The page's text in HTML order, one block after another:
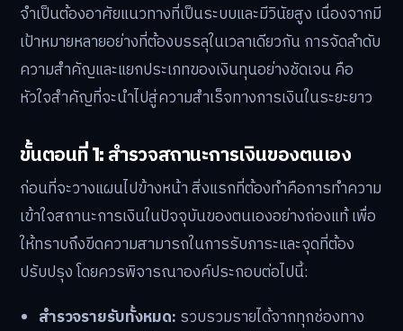
จำเป็นต้องอาศัยแนวทางที่เป็นระบบและมีวินัยสูง เนื่องจากมี
เป้าหมายหลายอย่างที่ต้องบรรลุในเวลาเดียวกัน การจัดลำดับ
ความสำคัญและแยกประเภทของเงินทุนอย่างชัดเจน คือ
หัวใจสำคัญที่จะนำไปสู่ความสำเร็จทางการเงินในระยะยาว
ขั้นตอนที่ 1: สำรวจสถานะการเงินของตนเอง
ก่อนที่จะวางแผนไปข้างหน้า สิ่งแรกที่ต้องทำคือการทำความ
เข้าใจสถานะการเงินในปัจจุบันของตนเองอย่างถ่องแท้ เพื่อ
ให้ทราบถึงขีดความสามารถในการรับภาระและจุดที่ต้อง
ปรับปรุง โดยควรพิจารณาองค์ประกอบต่อไปนี้:
สำรวจรายรับทั้งหมด: รวบรวมรายได้จากทุกช่องทาง